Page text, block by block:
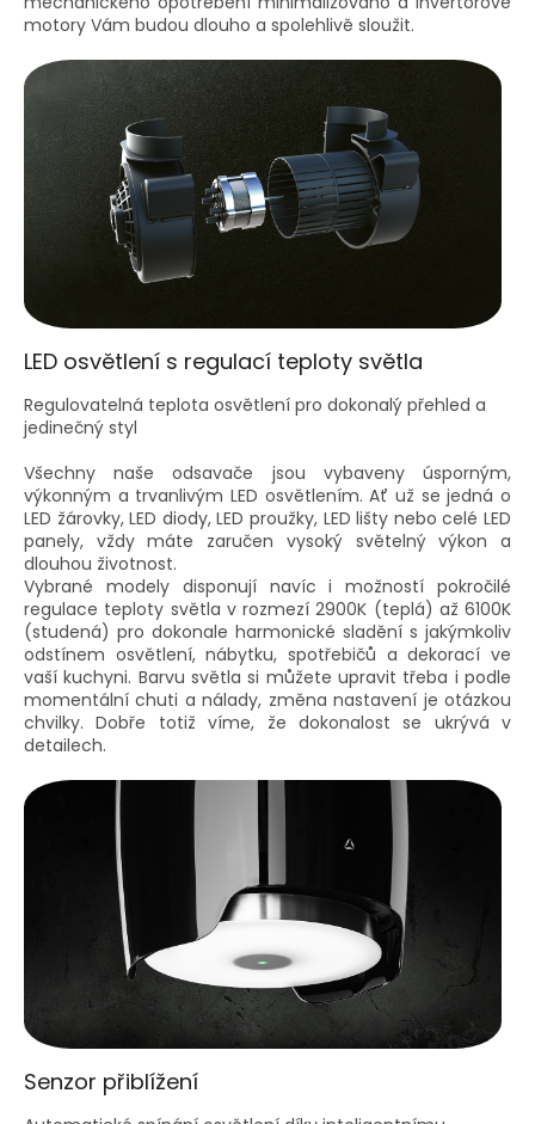
motory Vám budou dlouho a spolehlivě sloužit.
LED osvětlení s regulací teploty světla
Regulovatelná teplota osvětlení pro dokonalý přehled a
jedinečný styl
Všechny naše odsavače jsou vybaveny úsporným,
výkonným a trvanlivým LED osvětlením. Ať už se jedná o
LED žárovky, LED diody, LED proužky, LED lišty nebo celé LED
panely, vždy máte zaručen vysoký světelný výkon a
dlouhou životnost.
Vybrané modely disponují navíc i možností pokročilé
regulace teploty světla v rozmezí 2900K (teplá) až 6100K
(studená) pro dokonale harmonické sladění s jakýmkoliv
odstínem osvětlení, nábytku, spotřebičů a dekorací ve
vaší kuchyni. Barvu světla si můžete upravit třeba i podle
momentální chuti a nálady, změna nastavení je otázkou
chvilky. Dobře totiž víme, že dokonalost se ukrývá v
detailech.
Senzor přiblížení